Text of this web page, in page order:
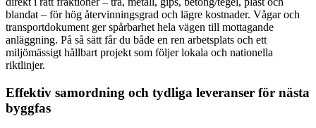
blandat – för hög återvinningsgrad och lägre kostnader. Vågar och
transportdokument ger spårbarhet hela vägen till mottagande
anläggning. På så sätt får du både en ren arbetsplats och ett
miljömässigt hållbart projekt som följer lokala och nationella
riktlinjer.
Effektiv samordning och tydliga leveranser för nästa
byggfas